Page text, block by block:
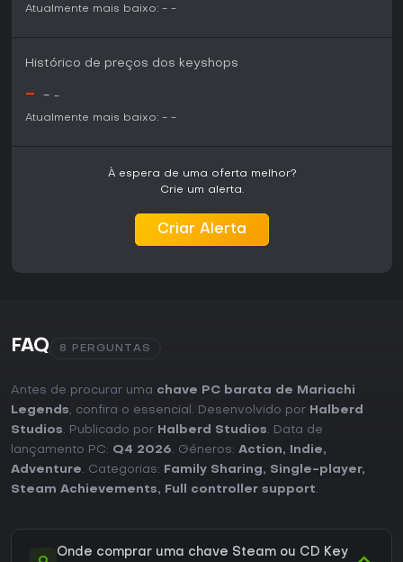
Atualmente mais baixo: - -
Histórico de preços dos keyshops
- - -
Atualmente mais baixo: - -
À espera de uma oferta melhor?
Crie um alerta.
Criar Alerta
FAQ 8 PERGUNTAS
Antes de procurar uma chave PC barata de Mariachi
Legends, confira o essencial. Desenvolvido por Halberd
Studios. Publicado por Halberd Studios. Data de
lançamento PC: Q4 2026. Géneros: Action, Indie,
Adventure. Categorias: Family Sharing, Single-player,
Steam Achievements, Full controller support.
Onde comprar uma chave Steam ou CD Key